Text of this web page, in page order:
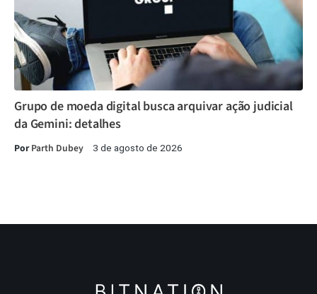
Grupo de moeda digital busca arquivar ação judicial
da Gemini: detalhes
PorParth Dubey 3 de agosto de 2026